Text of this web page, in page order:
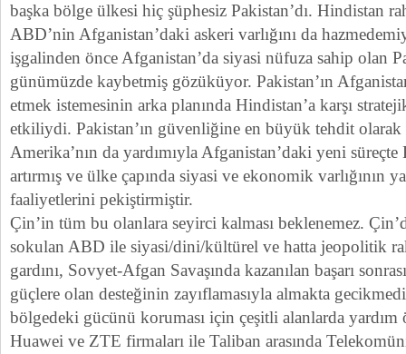
başka bölge ülkesi hiç şüphesiz Pakistan’dı. Hindistan
ABD’nin Afganistan’daki askeri varlığını da
işgalinden önce Afganistan’da siyasi nüfuza sahip olan
günümüzde kaybetmiş gözüküyor. Pakistan’ın
etmek istemesinin arka planında Hindistan’a karşı
etkiliydi. Pakistan’ın güvenliğine en büyük tehdit
Amerika’nın da yardımıyla Afganistan’daki yeni
artırmış ve ülke çapında siyasi ve ekonomik varlığının
faaliyetlerini pekiştirmiştir.
Çin’in tüm bu olanlara seyirci kalması beklenemez.
sokulan ABD ile siyasi/dini/kültürel ve hatta jeopolitik
gardını, Sovyet-Afgan Savaşında kazanılan başarı
güçlere olan desteğinin zayıflamasıyla almakta
bölgedeki gücünü koruması için çeşitli alanlarda
Huawei ve ZTE firmaları ile Taliban arasında